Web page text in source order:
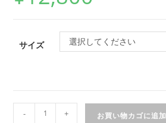
サイズ 選択してください
- + お買い物カゴに追加